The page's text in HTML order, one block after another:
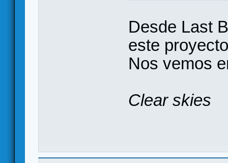
Desde Last
este
Nos vemos
Clear skies